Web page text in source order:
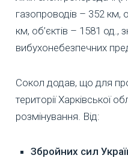
газопроводів – 352 км,
км, об’єктів – 1581 од.,
вибухонебезпечних
Сокол додав, що для
території Харківської
розмінування. Від:
Збройних сил